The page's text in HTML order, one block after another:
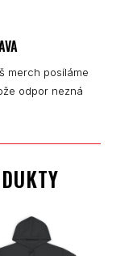
merch posíláme
odpor nezná